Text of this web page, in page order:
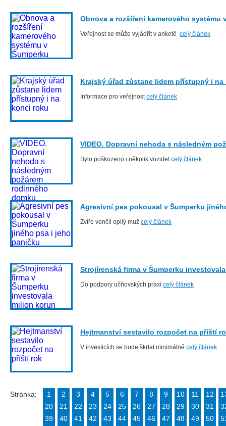
Obnova a rozšíření kamerového systému
Veřejnost se může vyjádřit v anketě celý článek
Krajský úřad zůstane lidem přístupný i
Informace pro veřejnostcelý článek
VIDEO. Dopravní nehoda s následným
Bylo poškozeno i několik vozidel celý článek
Agresivní pes pokousal v Šumperku
Zvíře venčil opilý muž celý článek
Strojírenská firma v Šumperku
Do podpory učňovských praxí celý článek
Hejtmanství sestavilo rozpočet na příští
V investicích se bude škrtat minimálně celý článek
Stránka: 1 2 3 4 5 6 7 8 9 10 11 12
20
21 22 23 24 25 26 27 28 29 30 31
39
40 41 42 43 44 45 46 47 48 49 50